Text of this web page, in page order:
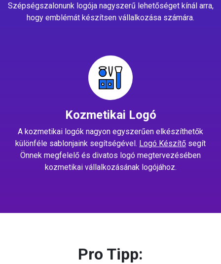
Szépségszalonunk logója nagyszerű lehetőséget kínál arra,
hogy emblémát készítsen vállalkozása számára.
Kozmetikai Logó
A kozmetikai logók nagyon egyszerűen elkészíthetők
különféle sablonjaink segítségével. Logó Készítő segít
Önnek megfelelő és divatos logó megtervezésében
kozmetikai vállalkozásának logójához.
Pro Tipp: